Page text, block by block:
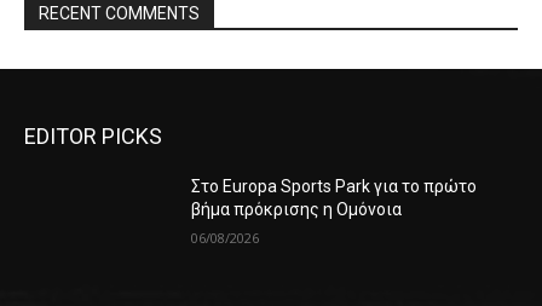
RECENT COMMENTS
EDITOR PICKS
Στο Europa Sports Park για το πρώτο
βήμα πρόκρισης η Ομόνοια
06/08/2026